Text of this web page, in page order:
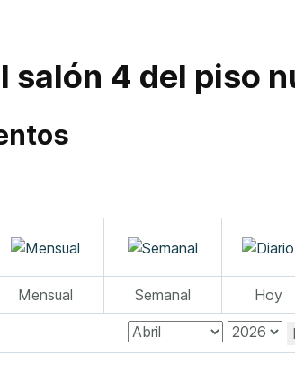
salón 4 del piso
Mensual Semanal Hoy